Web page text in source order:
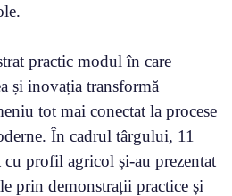
practic modul în care
și inovația transformă
tot mai conectat la procese
În cadrul târgului, 11
profil agricol și-au prezentat
prin demonstrații practice și